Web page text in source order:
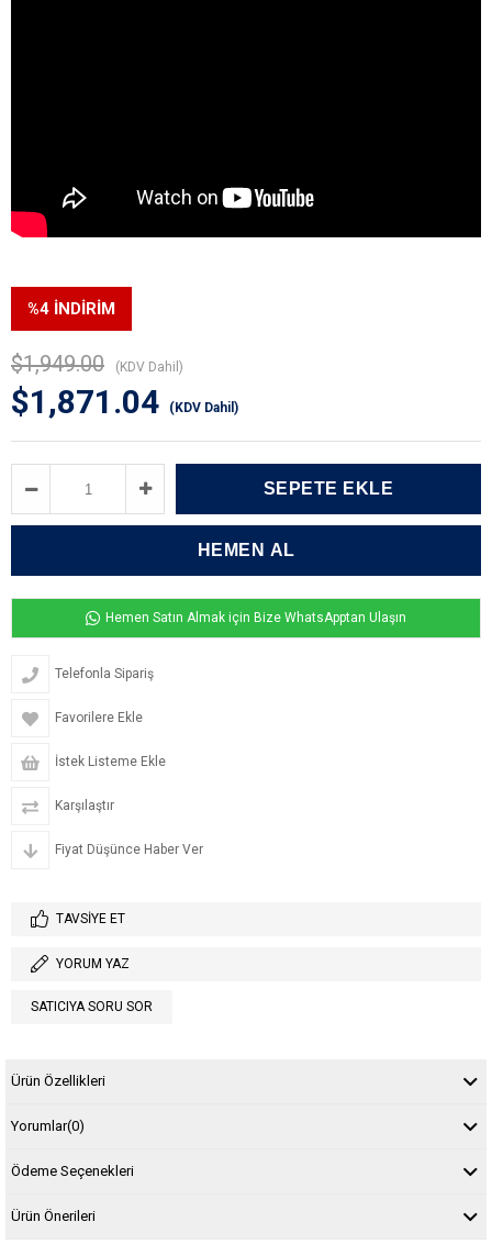
%4 İNDIRIM
$1,949.00 (KDV Dahil)
$1,871.04 (KDV Dahil)
Hemen Satın Almak için Bize WhatsApptan Ulaşın
Telefonla Sipariş
Favorilere Ekle
İstek Listeme Ekle
Karşılaştır
Fiyat Düşünce Haber Ver
TAVSIYE ET
YORUM YAZ
SATICIYA SORU SOR
Ürün Özellikleri
Yorumlar(0)
Ödeme Seçenekleri
Ürün Önerileri